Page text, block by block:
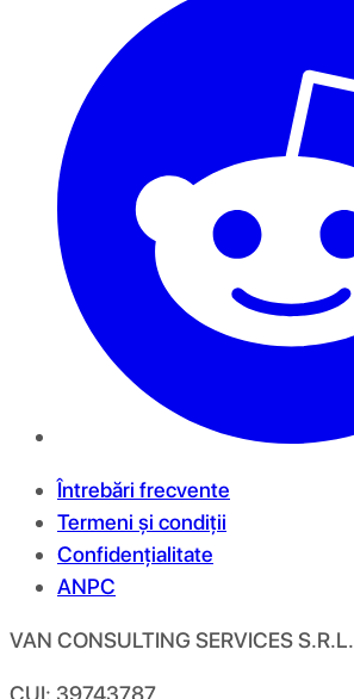
Întrebări frecvente
Termeni și condiții
Confidențialitate
ANPC
VAN CONSULTING SERVICES S.R.L.
CUI: 39743787